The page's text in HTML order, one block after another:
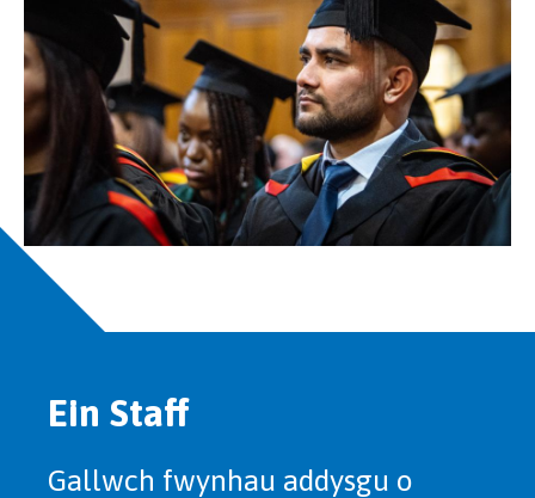
Ein Staff
Gallwch fwynhau addysgu o